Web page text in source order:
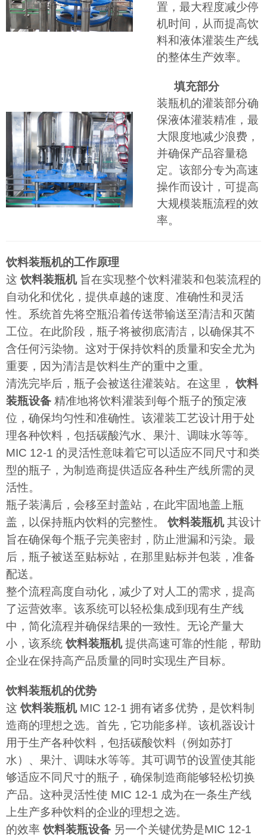
置，最大程度减少停
机时间，从而提高饮
料和液体灌装生产线
的整体生产效率。
填充部分
装瓶机的灌装部分确
保液体灌装精准，最
大限度地减少浪费，
并确保产品容量稳
定。该部分专为高速
操作而设计，可提高
大规模装瓶流程的效
率。
饮料装瓶机的工作原理
这 饮料装瓶机旨在实现整个饮料灌装和包装流程的
自动化和优化，提供卓越的速度、准确性和灵活
性。系统首先将空瓶沿着传送带输送至清洁和灭菌
工位。在此阶段，瓶子将被彻底清洁，以确保其不
含任何污染物。这对于保持饮料的质量和安全尤为
重要，因为清洁是饮料生产的重中之重。
清洗完毕后，瓶子会被送往灌装站。在这里， 饮料
装瓶设备 精准地将饮料灌装到每个瓶子的预定液
位，确保均匀性和准确性。该灌装工艺设计用于处
理各种饮料，包括碳酸汽水、果汁、调味水等等。
MIC 12-1 的灵活性意味着它可以适应不同尺寸和类
型的瓶子，为制造商提供适应各种生产线所需的灵
活性。
瓶子装满后，会移至封盖站，在此牢固地盖上瓶
盖，以保持瓶内饮料的完整性。 饮料装瓶机其设计
旨在确保每个瓶子完美密封，防止泄漏和污染。最
后，瓶子被送至贴标站，在那里贴标并包装，准备
配送。
整个流程高度自动化，减少了对人工的需求，提高
了运营效率。该系统可以轻松集成到现有生产线
中，简化流程并确保结果的一致性。无论产量大
小，该系统 饮料装瓶机提供高速可靠的性能，帮助
企业在保持高产品质量的同时实现生产目标。
饮料装瓶机的优势
这 饮料装瓶机MIC 12-1 拥有诸多优势，是饮料制
造商的理想之选。首先，它功能多样。该机器设计
用于生产各种饮料，包括碳酸饮料（例如苏打
水）、果汁、调味水等等。其可调节的设置使其能
够适应不同尺寸的瓶子，确保制造商能够轻松切换
产品。这种灵活性使 MIC 12-1 成为在一条生产线
上生产多种饮料的企业的理想之选。
的效率 饮料装瓶设备 另一个关键优势是MIC 12-1